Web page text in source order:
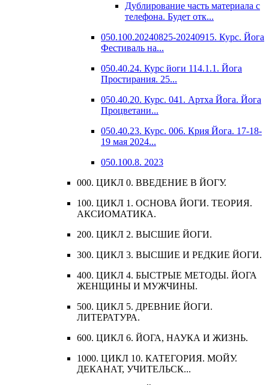
Дублирование часть материала с
телефона. Будет отк...
050.100.20240825-20240915. Курс. Йога
Фестиваль на...
050.40.24. Курс йоги 114.1.1. Йога
Простирания. 25...
050.40.20. Курс. 041. Артха Йога. Йога
Процветани...
050.40.23. Курс. 006. Крия Йога. 17-18-
19 мая 2024...
050.100.8. 2023
000. ЦИКЛ 0. ВВЕДЕНИЕ В ЙОГУ.
100. ЦИКЛ 1. ОСНОВА ЙОГИ. ТЕОРИЯ.
АКСИОМАТИКА.
200. ЦИКЛ 2. ВЫСШИЕ ЙОГИ.
300. ЦИКЛ 3. ВЫСШИЕ И РЕДКИЕ ЙОГИ.
400. ЦИКЛ 4. БЫСТРЫЕ МЕТОДЫ. ЙОГА
ЖЕНЩИНЫ И МУЖЧИНЫ.
500. ЦИКЛ 5. ДРЕВНИЕ ЙОГИ.
ЛИТЕРАТУРА.
600. ЦИКЛ 6. ЙОГА, НАУКА И ЖИЗНЬ.
1000. ЦИКЛ 10. КАТЕГОРИЯ. МОЙУ.
ДЕКАНАТ, УЧИТЕЛЬСК...